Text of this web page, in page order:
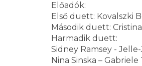
Előadók:
Első duett: Kovalszki
Második duett:
Harmadik duett:
Sidney Ramsey -
Nina Sinska – Gabriele